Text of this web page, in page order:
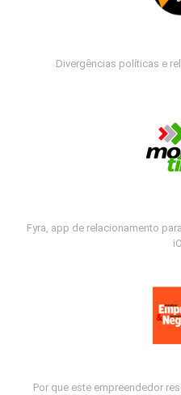
Divergências políticas e
Fyra, app de relacionamento
Por que este empreendedor